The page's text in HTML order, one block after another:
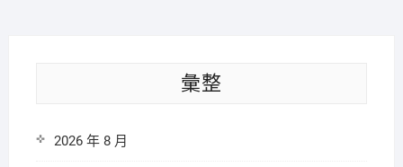
彙整
2026 年 8 月